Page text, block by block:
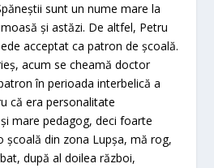
sunt un nume mare la
și astăzi. De altfel, Petru
acceptat ca patron de școală.
acum se cheamă doctor
în perioada interbelică a
că era personalitate
mare pedagog, deci foarte
școală din zona Lupșa, mă rog,
după al doilea război,